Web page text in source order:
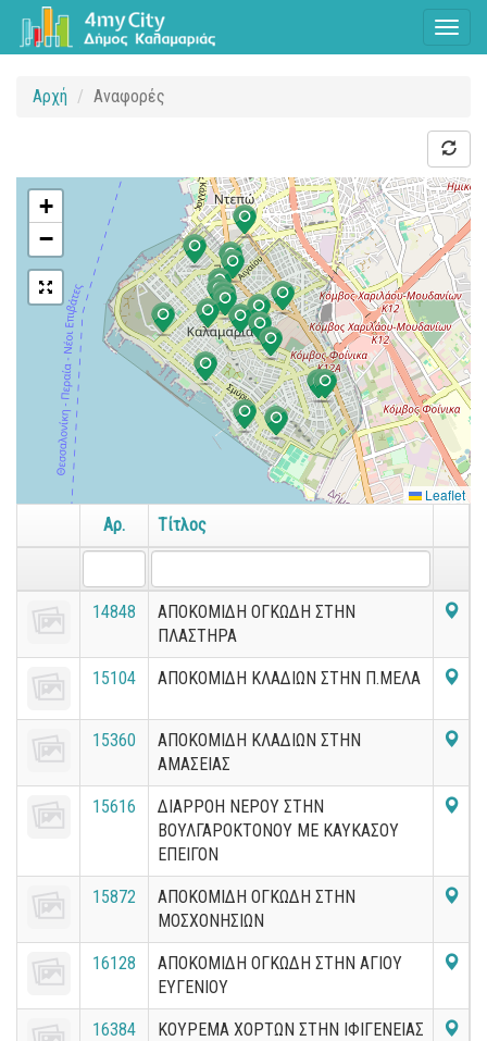
Αρχή Αναφορές
+
−
Leaflet
Αρ. Τίτλος
14848
ΑΠΟΚΟΜΙΔΗ ΟΓΚΩΔΗ ΣΤΗΝ
ΠΛΑΣΤΗΡΑ
15104 ΑΠΟΚΟΜΙΔΗ ΚΛΑΔΙΩΝ ΣΤΗΝ Π.ΜΕΛΑ
15360
ΑΠΟΚΟΜΙΔΗ ΚΛΑΔΙΩΝ ΣΤΗΝ
ΑΜΑΣΕΙΑΣ
15616
ΔΙΑΡΡΟΗ ΝΕΡΟΥ ΣΤΗΝ
ΒΟΥΛΓΑΡΟΚΤΟΝΟΥ ΜΕ ΚΑΥΚΑΣΟΥ
ΕΠΕΙΓΟΝ
15872
ΑΠΟΚΟΜΙΔΗ ΟΓΚΩΔΗ ΣΤΗΝ
ΜΟΣΧΟΝΗΣΙΩΝ
16128
ΑΠΟΚΟΜΙΔΗ ΟΓΚΩΔΗ ΣΤΗΝ ΑΓΙΟΥ
ΕΥΓΕΝΙΟΥ
16384 ΚΟΥΡΕΜΑ ΧΟΡΤΩΝ ΣΤΗΝ ΙΦΙΓΕΝΕΙΑΣ